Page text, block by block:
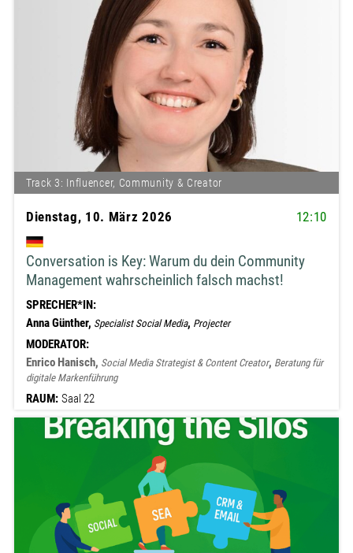
Track 3: Influencer, Community & Creator
Dienstag, 10. März 2026 12:10
Conversation is Key: Warum du dein Community
Management wahrscheinlich falsch machst!
SPRECHER*IN:
Anna Günther, Specialist Social Media, Projecter
MODERATOR:
Enrico Hanisch, Social Media Strategist & Content Creator, Beratung für
digitale Markenführung
RAUM: Saal 22